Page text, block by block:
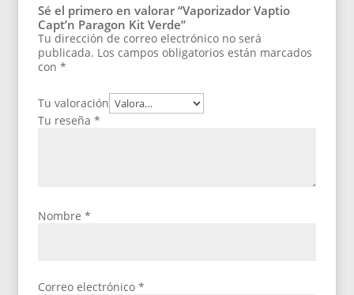
Sé el primero en valorar “Vaporizador Vaptio
Capt’n Paragon Kit Verde”
Tu dirección de correo electrónico no será
publicada. Los campos obligatorios están marcados
con*
Tu valoración
Tu reseña*
Nombre*
Correo electrónico*